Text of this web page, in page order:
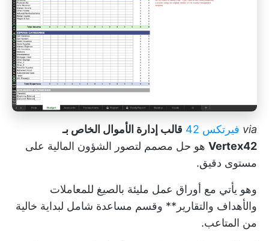
via فيرتكس 42
قالب إدارة الأموال الخاص بـ
Vertex42 هو حل مصمم لتصور الشؤون المالية على
مستوى دقيق.
وهو يأتي مع أوراق عمل مليئة بالصيغ للمعاملات
والأهداف والتقارير** وقسم مساعدة شامل لبداية خالية
من المتاعب.